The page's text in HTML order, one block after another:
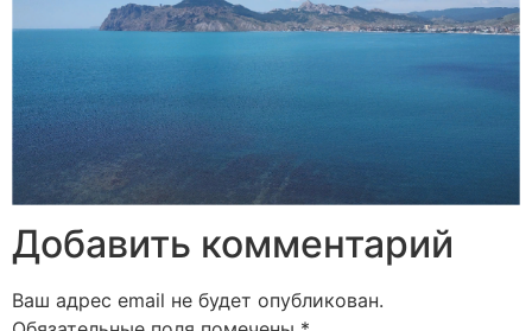
Добавить комментарий
Ваш адрес email не будет опубликован.